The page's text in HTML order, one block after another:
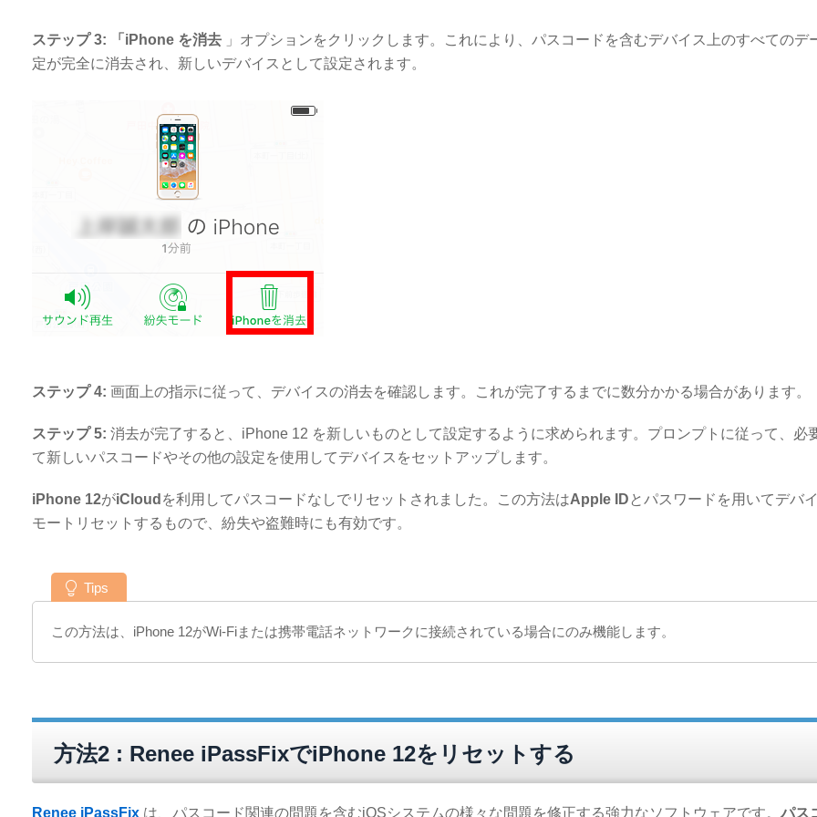
ステップ 3: 「iPhone を消去 」オプションをクリックします。これにより、パスコードを含むデバイス上のすべてのデ
定が完全に消去され、新しいデバイスとして設定されます。
ステップ 4: 画面上の指示に従って、デバイスの消去を確認します。これが完了するまでに数分かかる場合があります。
ステップ 5: 消去が完了すると、iPhone 12 を新しいものとして設定するように求められます。プロンプトに従って、必
て新しいパスコードやその他の設定を使用してデバイスをセットアップします。
iPhone 12がiCloud を利用してパスコードなしでリセットされました。この方法はApple ID とパスワードを用いてデバ
モートリセットするもので、紛失や盗難時にも有効です。
Tips
この方法は、iPhone 12がWi-Fiまたは携帯電話ネットワークに接続されている場合にのみ機能します。
方法2 : Renee iPassFixでiPhone 12をリセットする
Renee iPassFix は、パスコード関連の問題を含むiOSシステムの様々な問題を修正する強力なソフトウェアです。 パス